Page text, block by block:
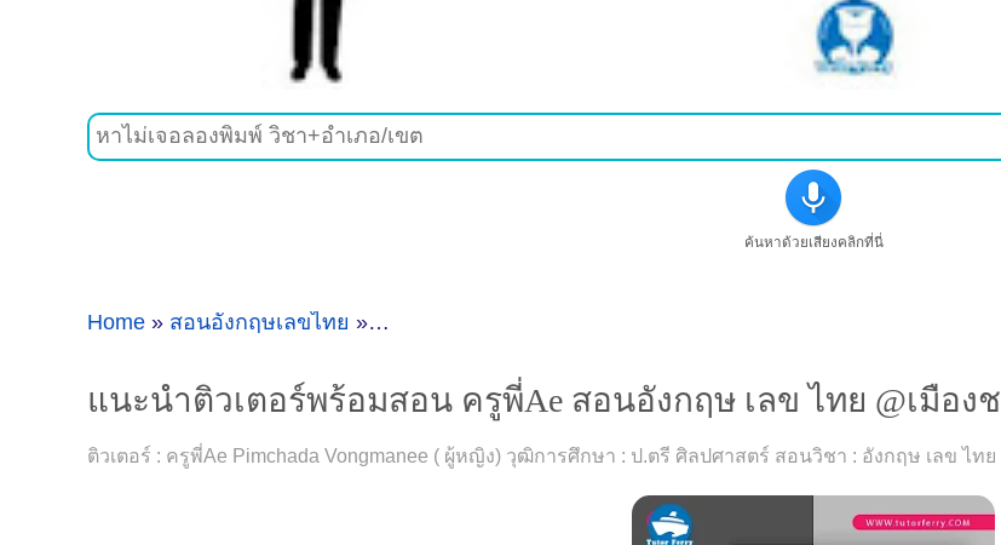
ค้นหาด้วยเสียงคลิกที่นี่
Home » สอนอังกฤษเลขไทย » แนะนำติวเตอร์พร้อมสอน ครูพี่Ae สอนอังกฤษ เลข ไทย @เมืองชลบุรี
แนะนำติวเตอร์พร้อมสอน ครูพี่Ae สอนอังกฤษ เลข ไทย @เมือง
ติวเตอร์ : ครูพี่Ae Pimchada Vongmanee ( ผู้หญิง) วุฒิการศึกษา : ป.ตรี ศิลปศาสตร์ สอนวิชา : อังกฤษ เลข ไท